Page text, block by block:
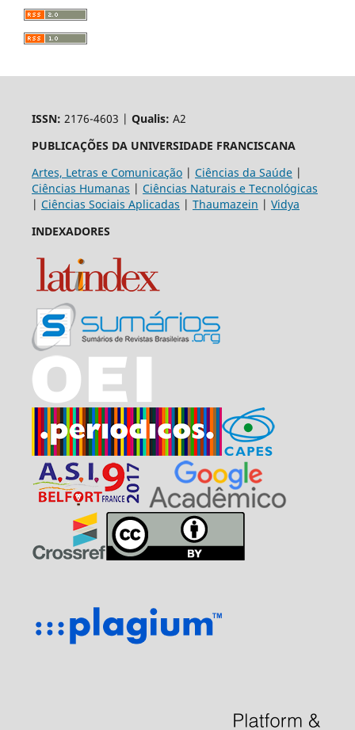
ISSN: 2176-4603 | Qualis: A2
PUBLICAÇÕES DA UNIVERSIDADE FRANCISCANA
Artes, Letras e Comunicação| Ciências da Saúde|
Ciências Humanas | Ciências Naturais e Tecnológicas
| Ciências Sociais Aplicadas | Thaumazein | Vidya
INDEXADORES